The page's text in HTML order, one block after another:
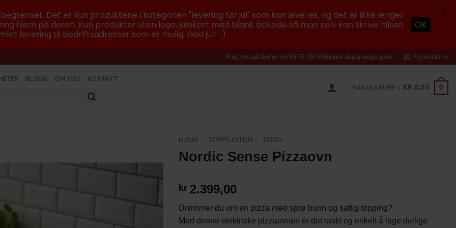
Ring oss på telefon 64 95 78 70! Vi hjelper deg å velge gave. Nyhetsbrev
BLOGG OM OSS KONTAKT
HANDLEKURV / KR 0,00 0
HJEM TOPPLISTEN 1000+
Nordic Sense Pizzaovn
kr 2.399,00
Drømmer du om en pizza med sprø bunn og saftig topping?
Med denne elektriske pizzaovnen er det raskt og enkelt å lage deilige
Det er kun produktene i kategorien "levering før jul" som kan leveres, og det er ikke lenger
hjem på døren. Kun produkter uten logo, julekort med blank bakside så man selv kan skrive hilsen
levering til bedriftsadresser som er mulig. God jul! : )
OK
X